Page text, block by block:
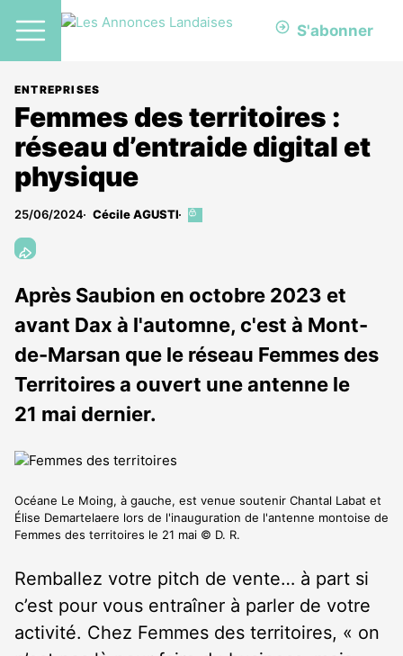
S'abonner
ENTREPRISES
Femmes des territoires :
réseau d’entraide digital et
physique
25/06/2024 Cécile AGUSTI
Cet
abonnés
Après Saubion en octobre 2023 et
avant Dax à l'automne, c'est à Mont-
de-Marsan que le réseau Femmes des
Territoires a ouvert une antenne le
21 mai dernier.
Océane Le Moing, à gauche, est venue soutenir Chantal Labat et
Élise Demartelaere lors de l'inauguration de l'antenne montoise de
Femmes des territoires le 21 mai © D. R.
Remballez votre pitch de vente… à part si
c’est pour vous entraîner à parler de votre
activité. Chez Femmes des territoires, « on